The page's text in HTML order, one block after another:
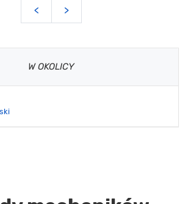
< >
W OKOLICY